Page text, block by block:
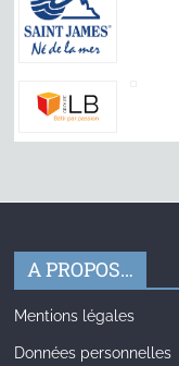
A PROPOS…
Mentions légales
Données personnelles